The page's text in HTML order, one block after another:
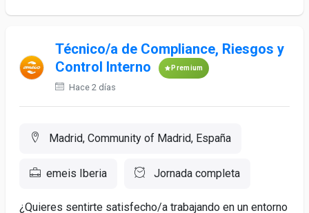
Técnico/a de Compliance, Riesgos y
Control Interno
Premium
Hace 2 días
Madrid, Community of Madrid, España
emeis Iberia Jornada completa
¿Quieres sentirte satisfecho/a trabajando en un entorno